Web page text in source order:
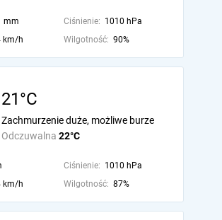
mm Ciśnienie: 1010 hPa
km/h Wilgotność: 90%
21°C
Odczuwalna 22°C
Zachmurzenie duże, możliwe burze
Ciśnienie: 1010 hPa
km/h Wilgotność: 87%